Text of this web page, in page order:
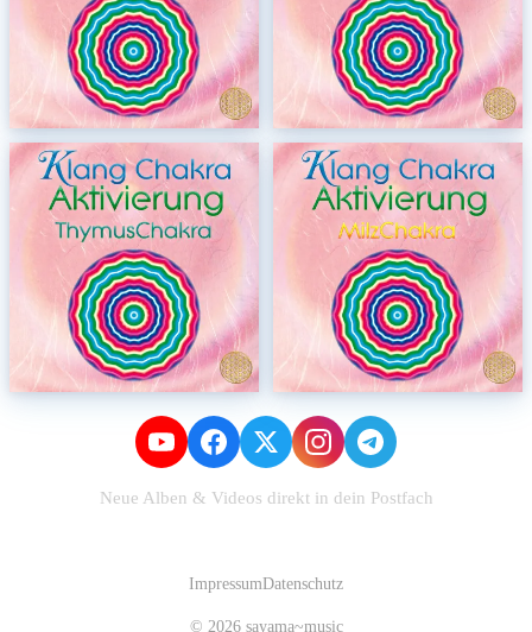
Neue Alben & Videos direkt in dein Postfach
ImpressumDatenschutz
© 2026 sayama~music